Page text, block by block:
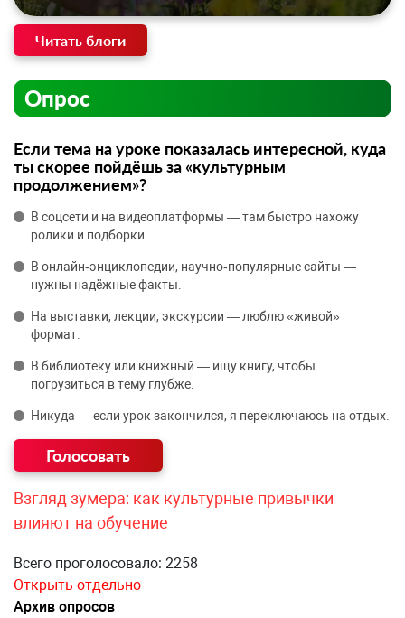
Читать блоги
Опрос
Если тема на уроке показалась интересной, куда
ты скорее пойдёшь за «культурным
продолжением»?
В соцсети и на видеоплатформы — там быстро нахожу
ролики и подборки.
В онлайн‑энциклопедии, научно‑популярные сайты —
нужны надёжные факты.
На выставки, лекции, экскурсии — люблю «живой»
формат.
В библиотеку или книжный — ищу книгу, чтобы
погрузиться в тему глубже.
Никуда — если урок закончился, я переключаюсь на отдых.
Взгляд зумера: как культурные привычки
влияют на обучение
Всего проголосовало: 2258
Открыть отдельно
Архив опросов